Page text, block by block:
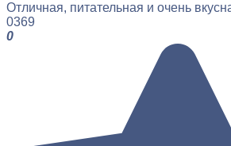
Отличная, питательная и очень
0369
0